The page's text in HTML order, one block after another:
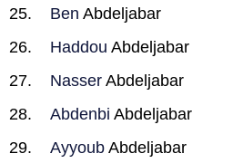
Ben Abdeljabar
Haddou Abdeljabar
Nasser Abdeljabar
Abdenbi Abdeljabar
Ayyoub Abdeljabar